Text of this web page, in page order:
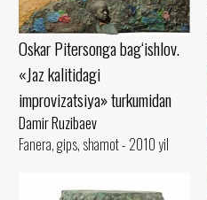
Oskar Pitersonga bag‘ishlov.
«Jaz kalitidagi
improvizatsiya» turkumidan
Damir Ruzibaev
Fanera, gips, shamot - 2010 yil